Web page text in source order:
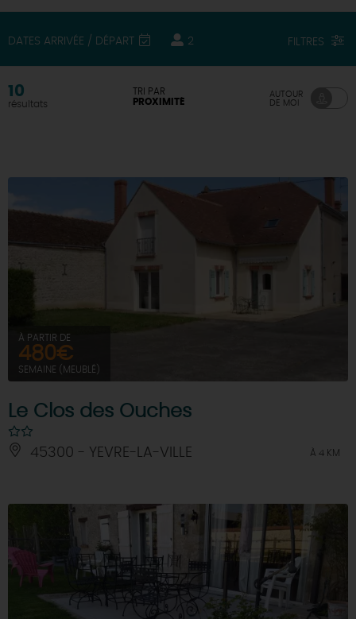
DEMAIN
CE WEEK-END
DATES ARRIVÉE / DÉPART 2 FILTRES
10
résultats
TRI PAR
PROXIMITÉ
AUTOUR
DE MOI
À PARTIR DE
480€
SEMAINE (MEUBLÉ)
Le Clos des Ouches
45300 - YEVRE-LA-VILLE À 4 KM